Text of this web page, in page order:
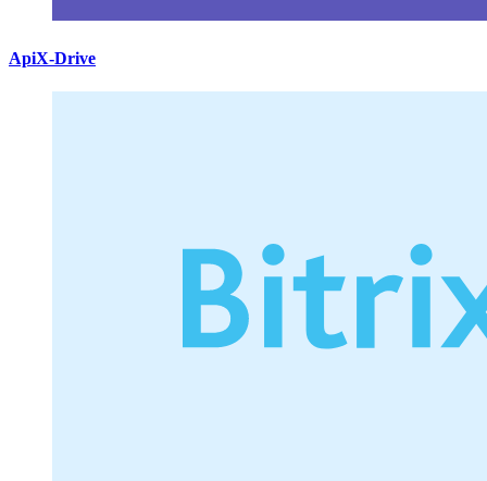
ApiX-Drive